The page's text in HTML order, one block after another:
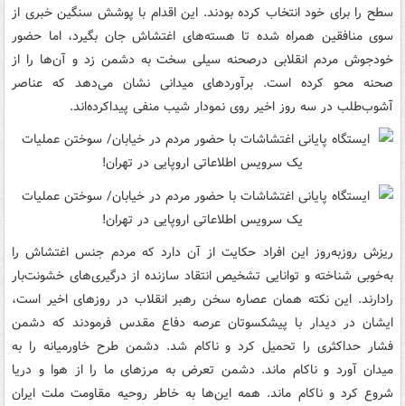
سطح را برای خود انتخاب کرده بودند. این اقدام با پوشش سنگین خبری از
سوی منافقین همراه شده تا هسته‌های اغتشاش جان بگیرد، اما حضور
خودجوش مردم انقلابی درصحنه سیلی سخت به دشمن زد و آن‌ها را از
صحنه محو کرده است. برآوردهای میدانی نشان می‌دهد که عناصر
آشوب‌طلب در سه روز اخیر روی نمودار شیب منفی پیداکرده‌اند.
ریزش روزبه‌روز این افراد حکایت از آن دارد که مردم جنس اغتشاش را
به‌خوبی شناخته و توانایی تشخیص انتقاد سازنده از درگیری‌های خشونت‌بار
رادارند. این نکته همان عصاره سخن رهبر انقلاب در روزهای اخیر است،
ایشان در دیدار با پیشکسوتان عرصه دفاع مقدس فرمودند که دشمن
فشار حداکثری را تحمیل کرد و ناکام شد. دشمن طرح خاورمیانه را به
میدان آورد و ناکام ماند. دشمن تعرض به مرزهای ما را از هوا و دریا
شروع کرد و ناکام ماند. همه این‌ها به خاطر روحیه مقاومت ملت ایران